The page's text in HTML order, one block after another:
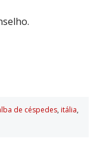
de céspedes, itália,